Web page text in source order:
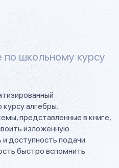
школьному курсу
алгебры.
представленные в книге,
изложенную
доступность подачи
быстро вспомнить